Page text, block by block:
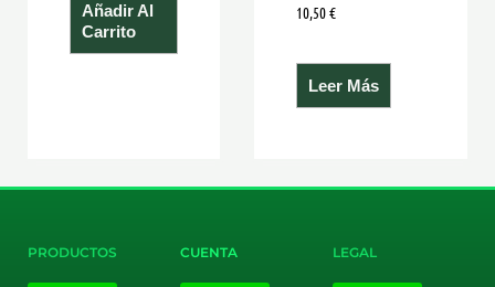
Añadir Al
Carrito
10,50€
Leer Más
PRODUCTOS CUENTA LEGAL